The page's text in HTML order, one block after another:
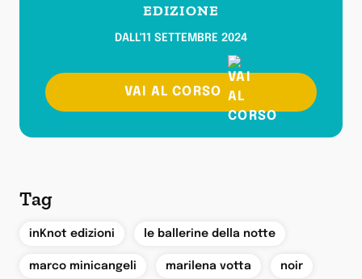
EDIZIONE
DALL'11 SETTEMBRE 2024
VAI AL CORSO
Tag
inKnot edizioni le ballerine della notte
marco minicangeli marilena votta noir